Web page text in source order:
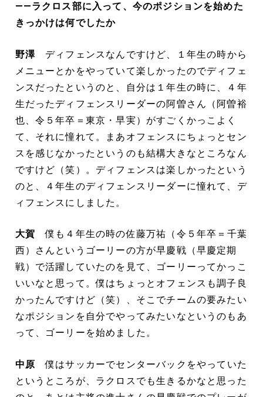
――ラクロス部に入って、今のポジションを始めた
きっかけは何でしたか
野澤ディフェンスなんですけど、１年生の時から
メニューとかをやっていて楽しかったのでディフェ
ンスだったというのと、自分は１年生の時に、４年
生だったディフェンスリーダーの阿曽さん（阿曽裕
也、令５年卒＝東京・早実）がすごくかっこよく
て、それに憧れて。まあオフェンスにちょっとセン
スを感じなかったというのも結構大きなところなん
ですけど（笑）。ディフェンスは楽しかったという
のと、４年生のディフェンスリーダーに憧れて、デ
ィフェンスにしました。
大賀 僕も４年生の時の佐藤万祐（令５年卒＝千葉
西）さんというゴーリーの方が早慶戦（早慶定期
戦）で活躍していたのを見て、ゴーリーってかっこ
いいなと思って。僕はちょっとオフェンスも調子良
かったんですけど（笑）、そこでチームの要みたい
なポジションを自分でやってみたいなというのもあ
って、ゴーリーを始めました。
中原 僕はサッカーでセンターバックをやっていた
というところが、ラクロスでも生きるかなと思った